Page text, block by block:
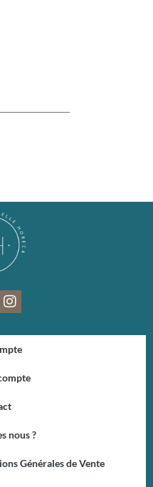
I
n
t
a
r
m
nous ?
Générales de Vente